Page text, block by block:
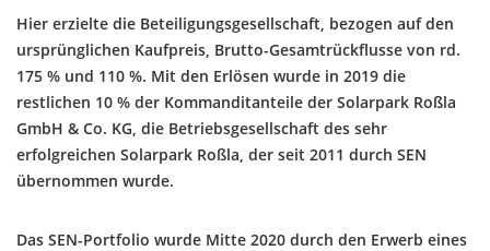
Hier erzielte die Beteiligungsgesellschaft, bezogen auf den
ursprünglichen Kaufpreis, Brutto-Gesamtrückflusse von rd.
175 % und 110 %. Mit den Erlösen wurde in 2019 die
restlichen 10 % der Kommanditanteile der Solarpark Roßla
GmbH & Co. KG, die Betriebsgesellschaft des sehr
erfolgreichen Solarpark Roßla, der seit 2011 durch SEN
übernommen wurde.
Das SEN-Portfolio wurde Mitte 2020 durch den Erwerb eines